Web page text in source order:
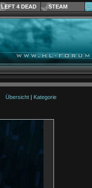
LEFT 4 DEAD STEAM
Übersicht| Kategorie